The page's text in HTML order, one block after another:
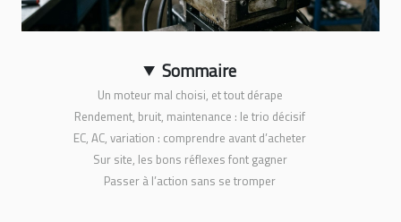
Sommaire
Un moteur mal choisi, et tout dérape
Rendement, bruit, maintenance : le trio décisif
EC, AC, variation : comprendre avant d’acheter
Sur site, les bons réflexes font gagner
Passer à l’action sans se tromper